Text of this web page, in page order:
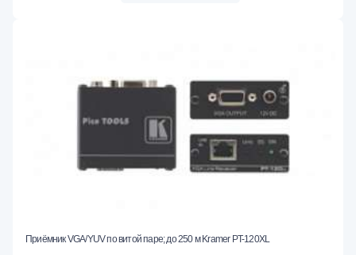
Приёмник VGA/YUV по витой паре; до 250 м Kramer PT-120XL